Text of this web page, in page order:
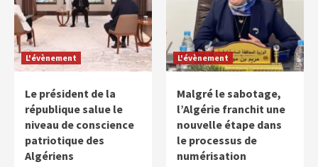
L'évènement
Le président de la
république salue le
niveau de conscience
patriotique des
Algériens
L'évènement
Malgré le sabotage,
l’Algérie franchit une
nouvelle étape dans
le processus de
numérisation